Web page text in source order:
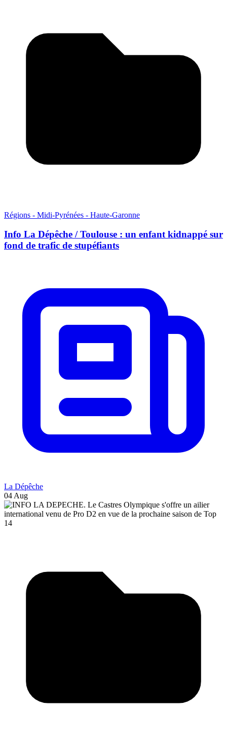
Régions - Midi-Pyrénées - Haute-Garonne
Info La Dépêche / Toulouse : un enfant kidnappé sur
fond de trafic de stupéfiants
La Dépêche
04 Aug